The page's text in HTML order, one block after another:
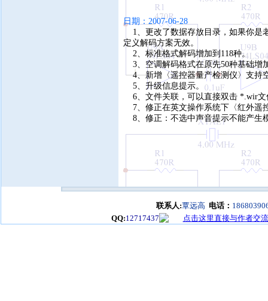
日期：2007-06-28
1、更改了数据存放目录，如果你是
定义解码方案无效。
2、标准格式解码增加到118种。
3、空调解码格式在原先50种基础增
4、新增〈遥控器量产检测仪〉支持
5、升级信息提示。
6、文件关联，可以直接双击 *.wir文
7、修正在英文操作系统下〈红外遥
8、修正：不选中声音提示不能产生
联系人:覃远高 电话：
QQ:12717437